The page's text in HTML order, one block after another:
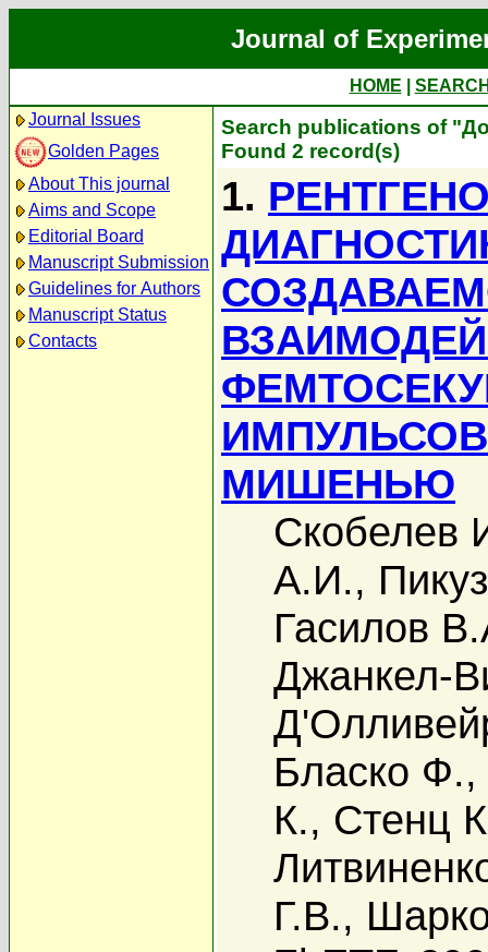
Journal of
HOME
Journal Issues
Golden Pages
About This journal
Aims and Scope
Editorial Board
Manuscript Submission
Guidelines for Authors
Manuscript Status
Contacts
Search publications of
Found 2 record(s)
1.
МИШЕНЬЮ
Скобелев
А.И.,
Гасилов
Джанкел-
Бласко Ф.,
К., Стенц
Г.В.,